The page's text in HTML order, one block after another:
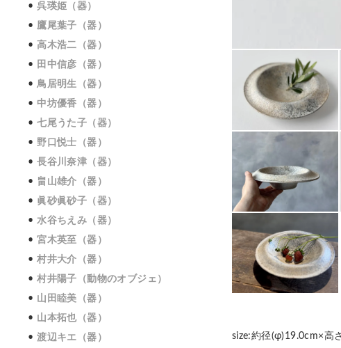
呉瑛姫（器）
鷹尾葉子（器）
高木浩二（器）
田中信彦（器）
鳥居明生（器）
中坊優香（器）
七尾うた子（器）
野口悦士（器）
長谷川奈津（器）
畠山雄介（器）
眞砂眞砂子（器）
水谷ちえみ（器）
宮木英至（器）
村井大介（器）
村井陽子（動物のオブジェ）
山田睦美（器）
山本拓也（器）
渡辺キエ（器）
size:約径(φ)19.0cm×高